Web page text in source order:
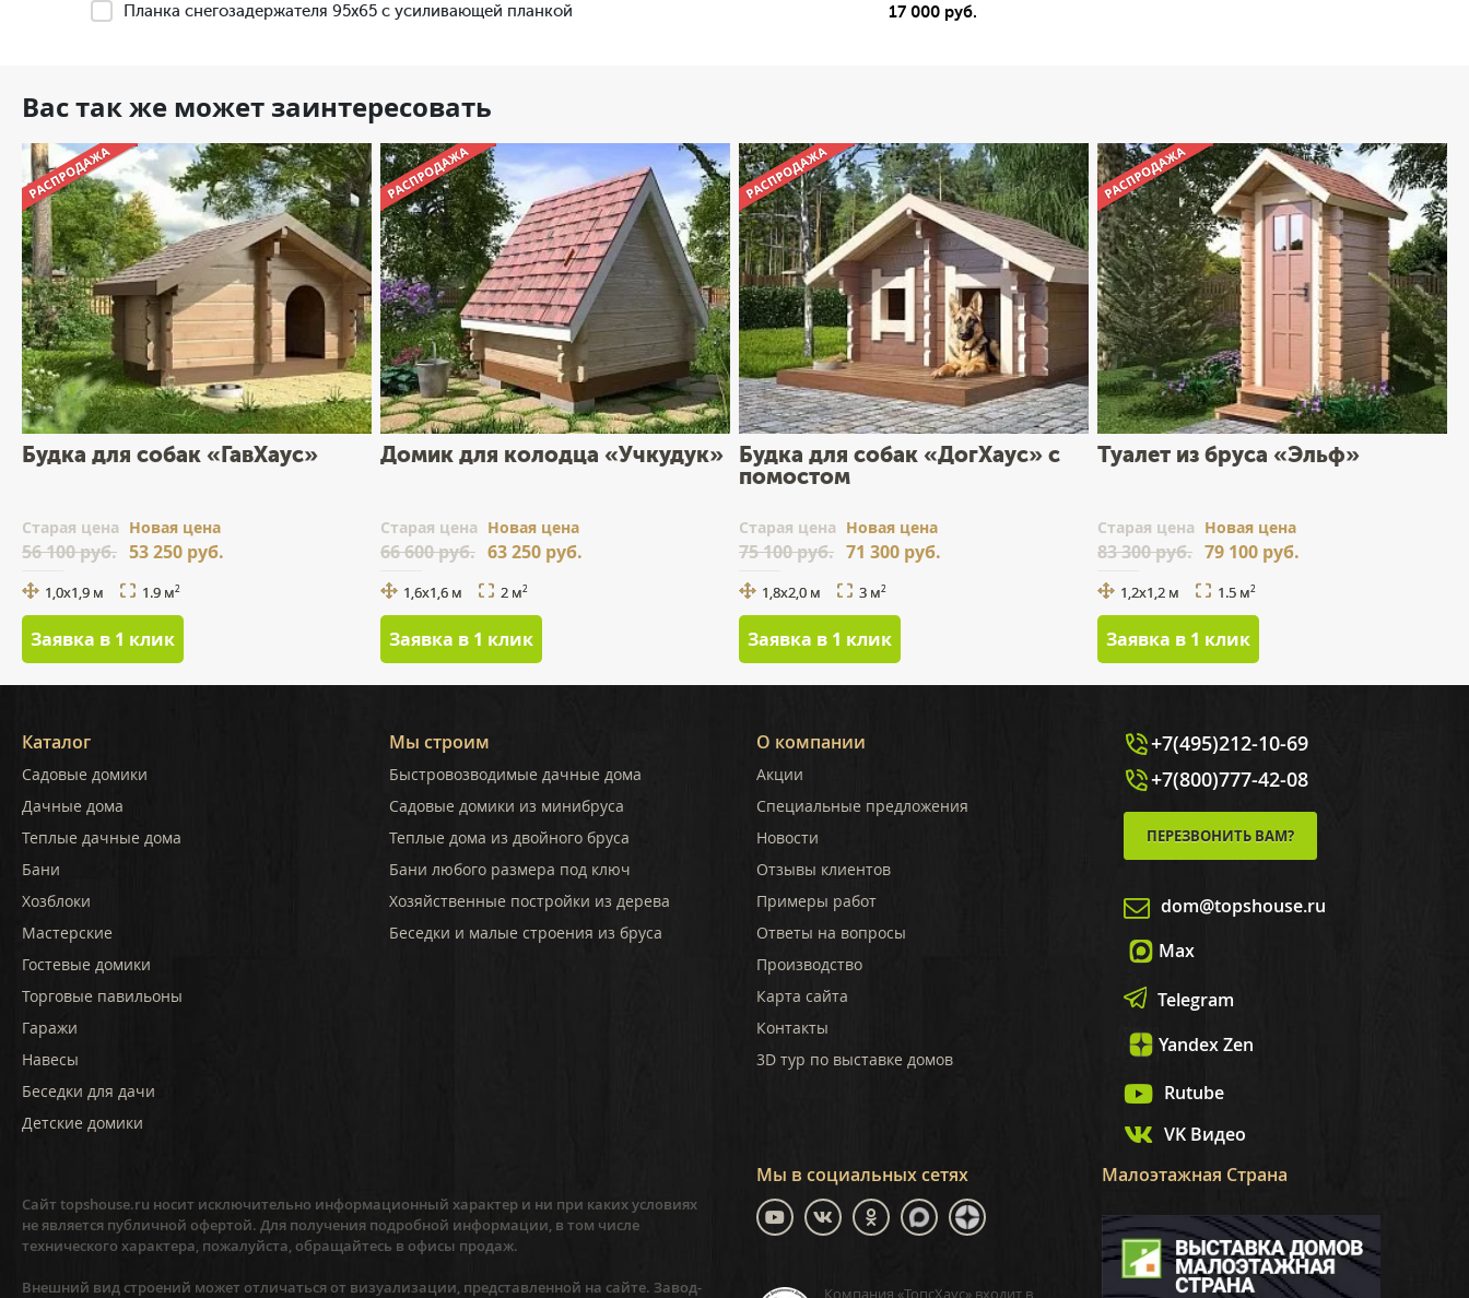
Планка снегозадержателя 95х65 с усиливающей планкой 17 000 руб.
Вас так же может заинтересовать
Будка для собак «ГавХаус»
Cтарая цена
56 100 руб.
Новая цена
53 250 руб.
1,0х1,9 м 1.9 м2
Заявка в 1 клик
Домик для колодца «Учкудук»
Cтарая цена
66 600 руб.
Новая цена
63 250 руб.
1,6х1,6 м 2 м2
Заявка в 1 клик
Будка для собак «ДогХаус» с
помостом
Cтарая цена
75 100 руб.
Новая цена
71 300 руб.
1,8х2,0 м 3 м2
Заявка в 1 клик
Туалет из бруса «Эльф»
Cтарая цена
83 300 руб.
Новая цена
79 100 руб.
1,2x1,2 м 1.5 м2
Заявка в 1 клик
Каталог
Садовые домики
Дачные дома
Теплые дачные дома
Бани
Хозблоки
Мастерские
Гостевые домики
Торговые павильоны
Гаражи
Навесы
Беседки для дачи
Детские домики
Мы строим
Быстровозводимые дачные дома
Садовые домики из минибруса
Теплые дома из двойного бруса
Бани любого размера под ключ
Хозяйственные постройки из дерева
Беседки и малые строения из бруса
О компании
Акции
Специальные предложения
Новости
Отзывы клиентов
Примеры работ
Ответы на вопросы
Производство
Карта сайта
Контакты
3D тур по выставке домов
+7(495)212-10-69
+7(800)777-42-08
ПЕРЕЗВОНИТЬ ВАМ?
dom@topshouse.ru
Max
Telegram
Yandex Zen
Rutube
VK Видео
Мы в социальных сетях
Компания «ТопсХаус» входит в
Малоэтажная Страна
Сайт topshouse.ru носит исключительно информационный характер и ни при каких условиях
не является публичной офертой. Для получения подробной информации, в том числе
технического характера, пожалуйста, обращайтесь в офисы продаж.
Внешний вид строений может отличаться от визуализации, представленной на сайте. Завод-